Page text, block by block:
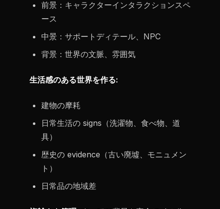
前景：キャラクターインタラクションスペ
ース
中景：サポートディテール、NPC
背景：世界の文脈、雰囲気
生活感のある世界を作る:
建物の摩耗
日常生活の signs（洗濯物、食べ物、道
具）
歴史の evidence（古い廃墟、モニュメン
ト）
日常品の地域差